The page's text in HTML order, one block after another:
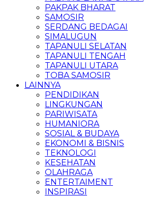
PAKPAK BHARAT
SAMOSIR
SERDANG BEDAGAI
SIMALUGUN
TAPANULI SELATAN
TAPANULI TENGAH
TAPANULI UTARA
TOBA SAMOSIR
LAINNYA
PENDIDIKAN
LINGKUNGAN
PARIWISATA
HUMANIORA
SOSIAL & BUDAYA
EKONOMI & BISNIS
TEKNOLOGI
KESEHATAN
OLAHRAGA
ENTERTAIMENT
INSPIRASI